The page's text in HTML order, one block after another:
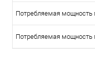
Потребляемая мощность
Потребляемая мощность